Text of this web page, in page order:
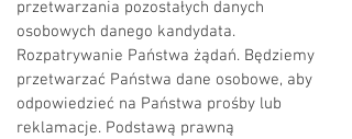
przetwarzania pozostałych danych
osobowych danego kandydata.
Rozpatrywanie Państwa żądań. Będziemy
przetwarzać Państwa dane osobowe, aby
odpowiedzieć na Państwa prośby lub
reklamacje. Podstawą prawną